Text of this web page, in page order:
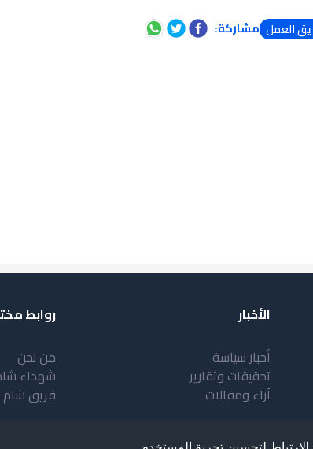
العمل مشاركة:
الأخبار
أخبار سياسة
تحقيقات وتقارير
آراء ومقالات
روابط
من نحن
شهداء
فريق شام